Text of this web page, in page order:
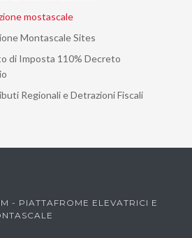
mostascale
Montascale Sites
di Imposta 110% Decreto
Regionali e Detrazioni Fiscali
- PIATTAFROME ELEVATRICI E